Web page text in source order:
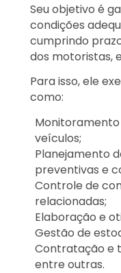
Seu objetivo é
condições
cumprindo
dos motoristas,
Para isso, ele
como:
veículos;
Planejamento
preventivas e
Controle de
relacionadas;
Elaboração e
Gestão de
Contratação e
entre outras.